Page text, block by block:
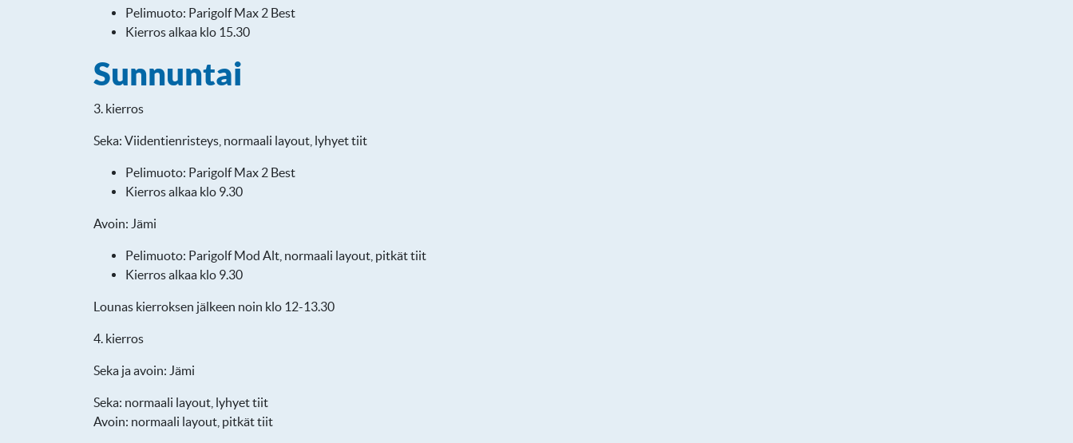
Pelimuoto: Parigolf Max 2 Best
Kierros alkaa klo 15.30
Sunnuntai
3. kierros
Seka: Viidentienristeys, normaali layout, lyhyet tiit
Pelimuoto: Parigolf Max 2 Best
Kierros alkaa klo 9.30
Avoin: Jämi
Pelimuoto: Parigolf Mod Alt, normaali layout, pitkät tiit
Kierros alkaa klo 9.30
Lounas kierroksen jälkeen noin klo 12-13.30
4. kierros
Seka ja avoin: Jämi
Seka: normaali layout, lyhyet tiit
Avoin: normaali layout, pitkät tiit